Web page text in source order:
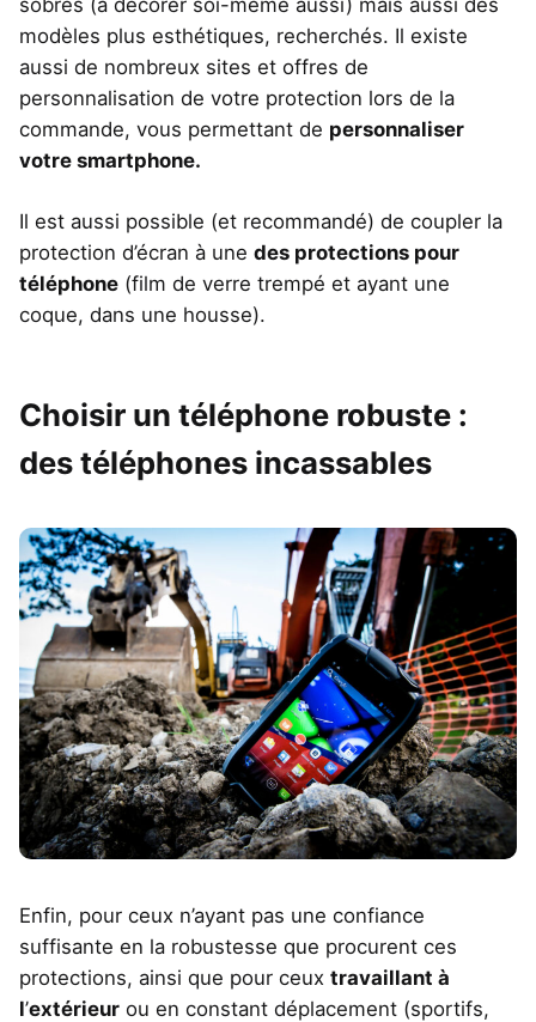
sobres (à décorer soi-même aussi) mais aussi des
modèles plus esthétiques, recherchés. Il existe
aussi de nombreux sites et offres de
personnalisation de votre protection lors de la
commande, vous permettant de personnaliser
votre smartphone.
Il est aussi possible (et recommandé) de coupler la
protection d’écran à une des protections pour
téléphone (film de verre trempé et ayant une
coque, dans une housse).
Choisir un téléphone robuste :
des téléphones incassables
Enfin, pour ceux n’ayant pas une confiance
suffisante en la robustesse que procurent ces
protections, ainsi que pour ceux travaillant à
l’extérieur ou en constant déplacement (sportifs,